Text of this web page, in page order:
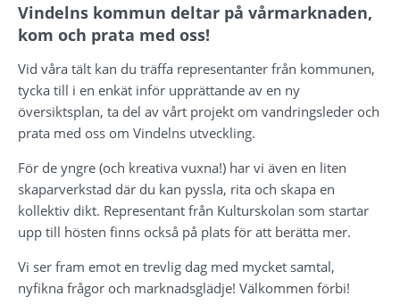
Vindelns kommun deltar på vårmarknaden,
kom och prata med oss!
Vid våra tält kan du träffa representanter från kommunen,
tycka till i en enkät inför upprättande av en ny
översiktsplan, ta del av vårt projekt om vandringsleder och
prata med oss om Vindelns utveckling.
För de yngre (och kreativa vuxna!) har vi även en liten
skaparverkstad där du kan pyssla, rita och skapa en
kollektiv dikt. Representant från Kulturskolan som startar
upp till hösten finns också på plats för att berätta mer.
Vi ser fram emot en trevlig dag med mycket samtal,
nyfikna frågor och marknadsglädje! Välkommen förbi!